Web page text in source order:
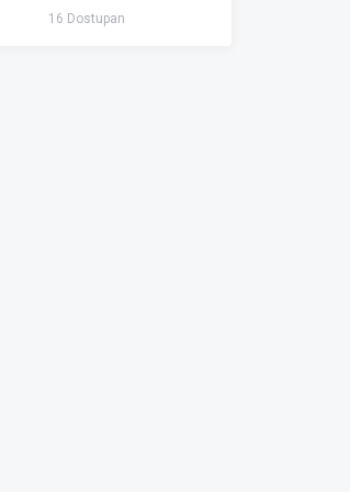
16 Dostupan